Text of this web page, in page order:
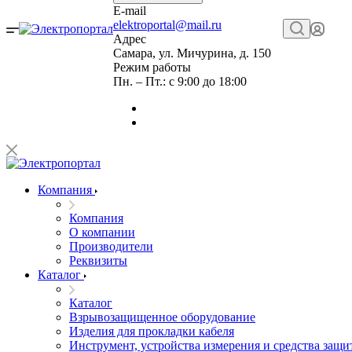
E-mail
elektroportal@mail.ru
Адрес
Самара, ул. Мичурина, д. 150
Режим работы
Пн. – Пт.: с 9:00 до 18:00
Компания
Компания
О компании
Производители
Реквизиты
Каталог
Каталог
Взрывозащищенное оборудование
Изделия для прокладки кабеля
Инструмент, устройства измерения и средства